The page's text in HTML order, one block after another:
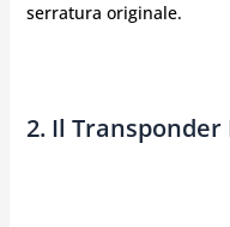
serratura originale.
2. Il